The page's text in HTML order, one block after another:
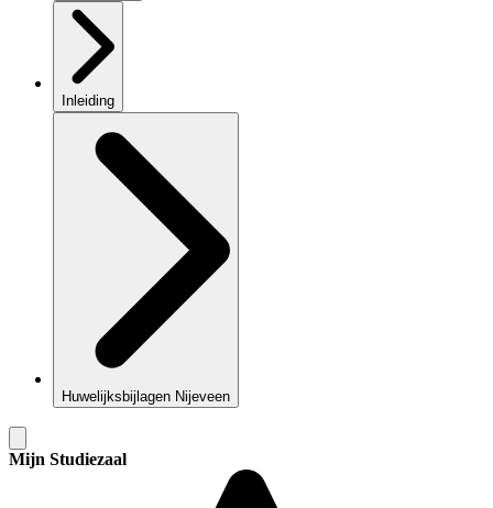
Inleiding
Huwelijksbijlagen Nijeveen
Mijn Studiezaal